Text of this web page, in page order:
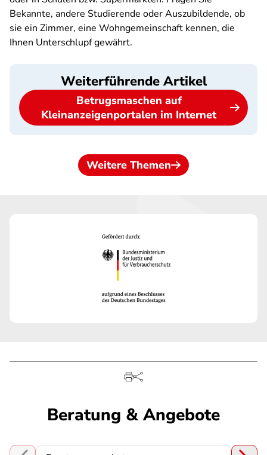
Bekannte, andere Studierende oder Auszubildende, ob
sie ein Zimmer, eine Wohngemeinschaft kennen, die
Ihnen Unterschlupf gewährt.
Weiterführende Artikel
Betrugsmaschen auf
Kleinanzeigenportalen im Internet
Weitere Themen
Beratung & Angebote